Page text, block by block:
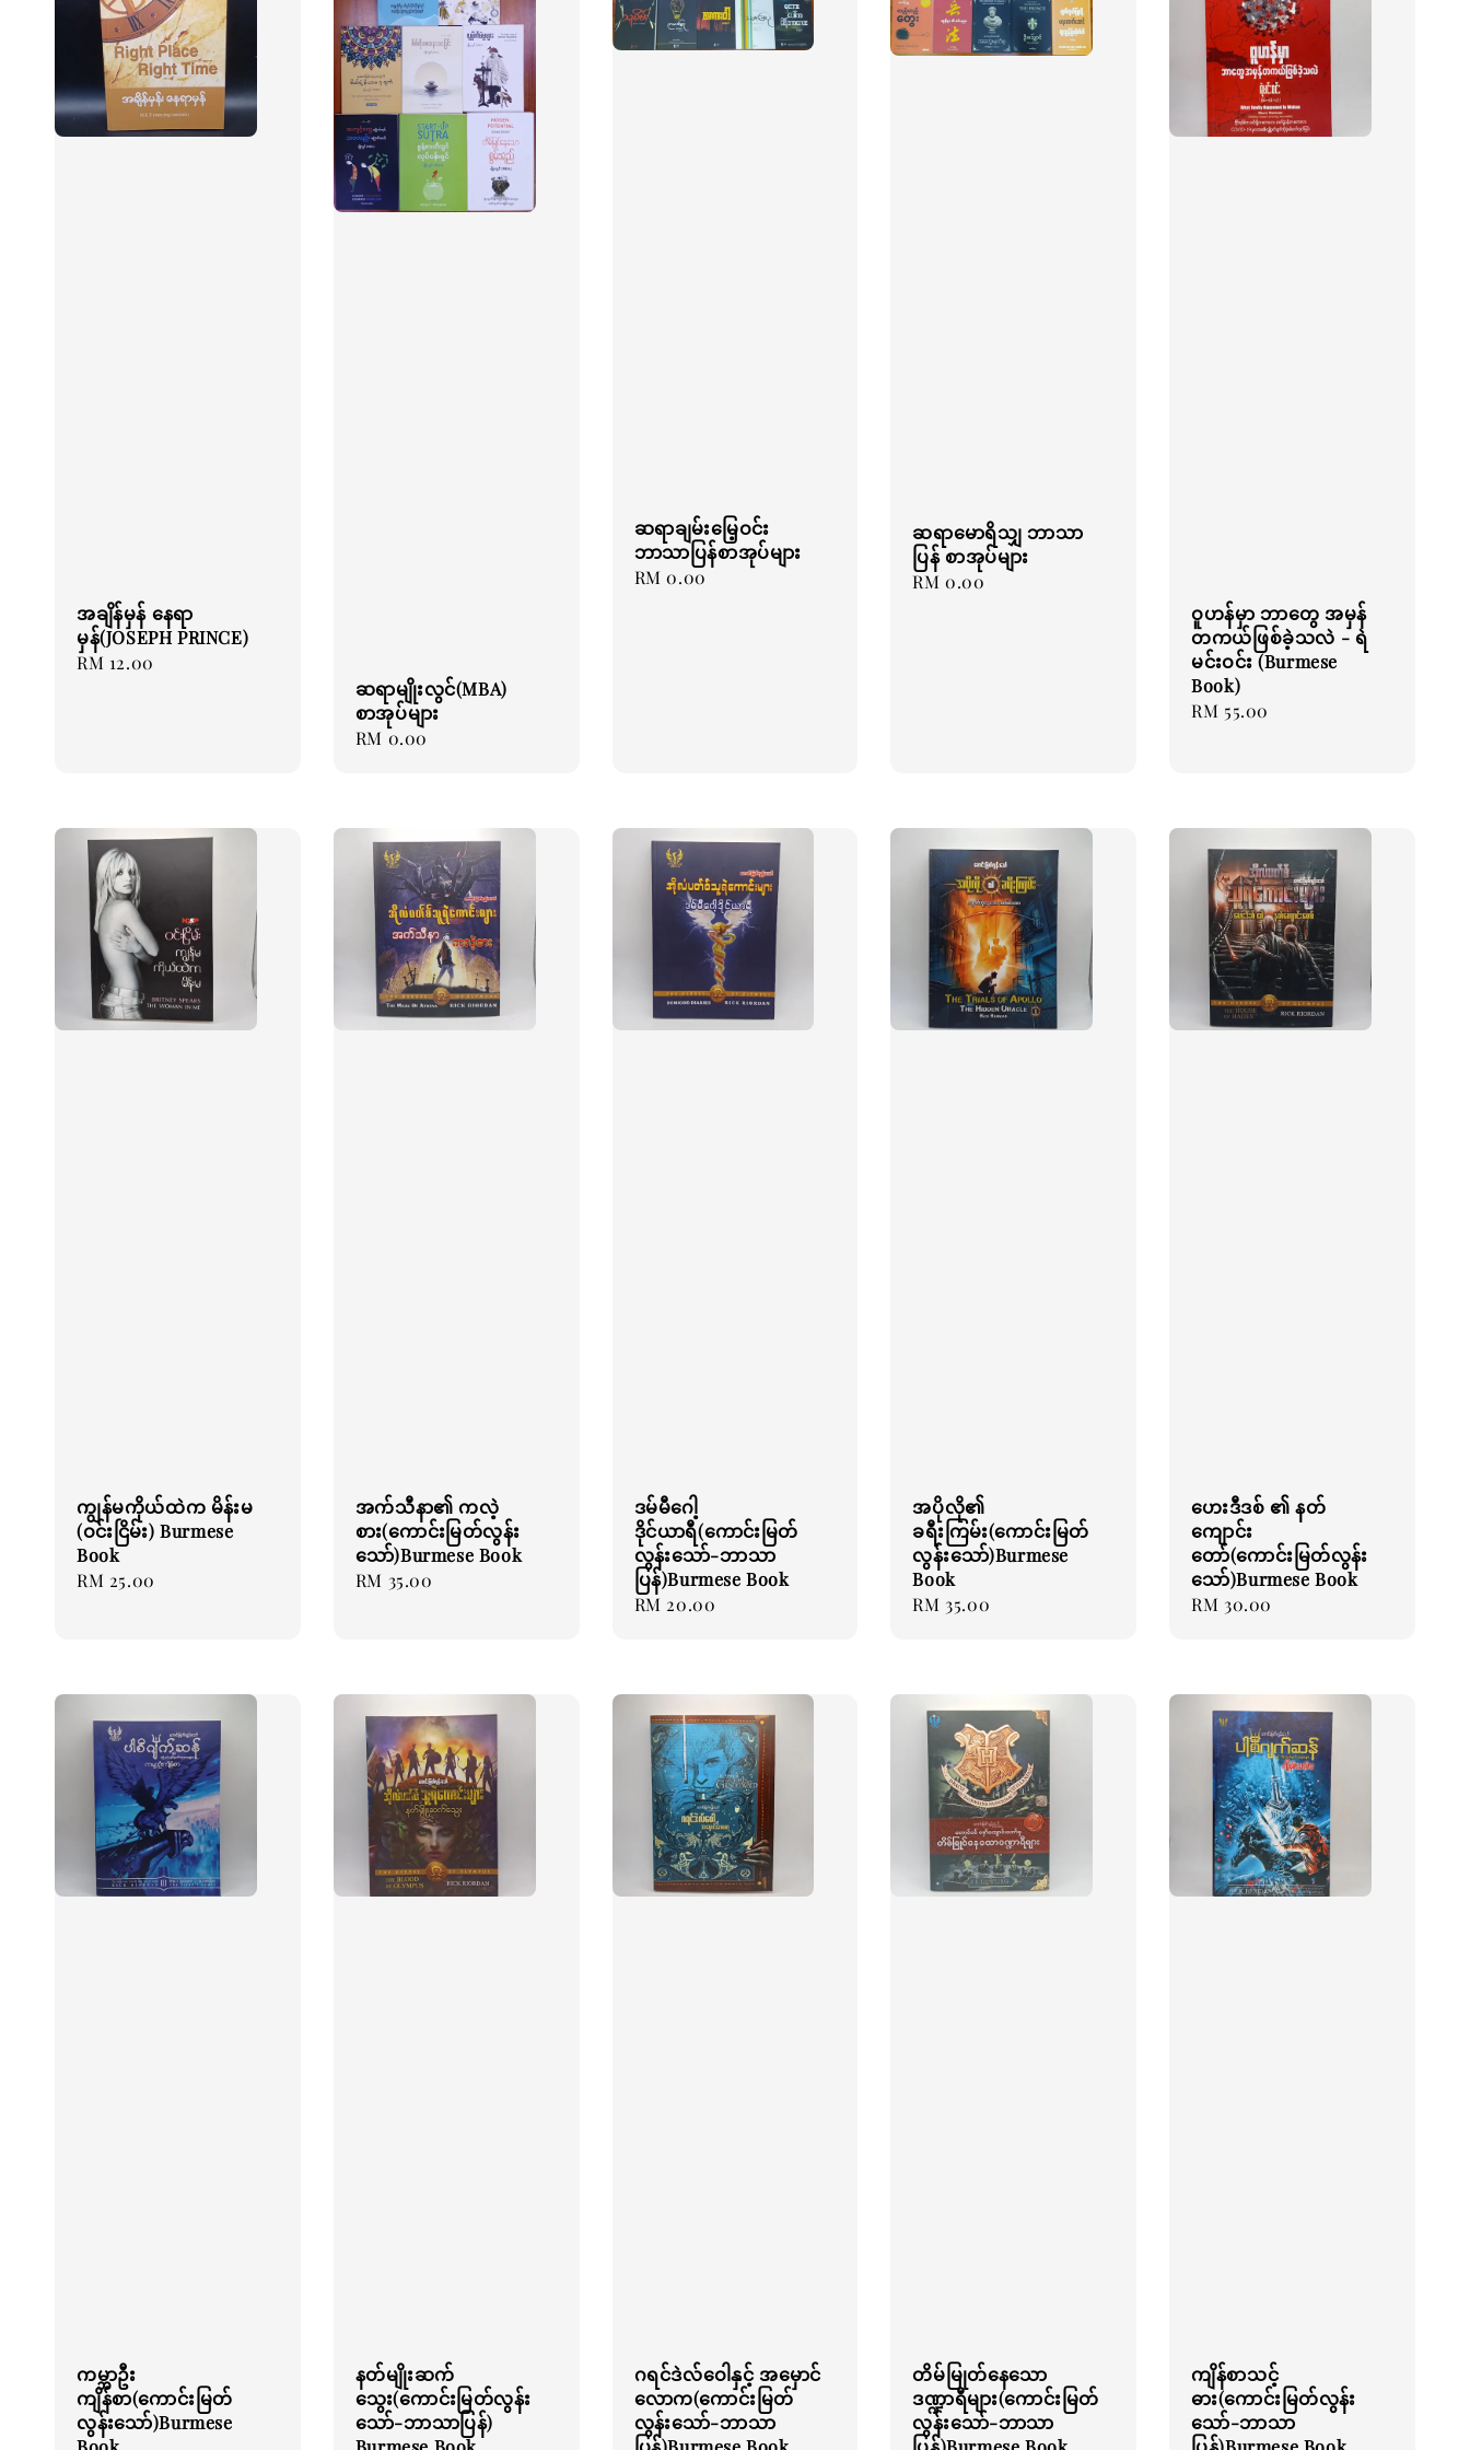
အချိန်မှန် နေရာ
မှန်(JOSEPH PRINCE)
Regular
RM 12.00
ဆရာမျိုးလွင်(MBA)
စာအုပ်များ
Regular
RM 0.00
ဆရာချမ်းမြေ့ဝင်း
ဘာသာပြန်စာအုပ်များ
Regular
RM 0.00
ဆရာမောရိသျှ ဘာသာ
ပြန် စာအုပ်များ
Regular
RM 0.00
ဝူဟန်မှာ ဘာတွေ အမှန်
တကယ်ဖြစ်ခဲ့သလဲ - ရဲ
မင်းဝင်း (Burmese
Book)
Regular
RM 55.00
ကျွန်မကိုယ်ထဲက မိန်းမ
(ဝင်းငြိမ်း) Burmese
Book
Regular
RM 25.00
အက်သီနာ၏ ကလဲ့
စား(ကောင်းမြတ်လွန်း
သော်)Burmese Book
Regular
RM 35.00
ဒမ်မီဂေါ့
ဒိုင်ယာရီ(ကောင်းမြတ်
လွန်းသော်-ဘာသာ
ပြန်)Burmese Book
Regular
RM 20.00
အပိုလို၏
ခရီးကြမ်း(ကောင်းမြတ်
လွန်းသော်)Burmese
Book
Regular
RM 35.00
ဟေးဒီဒစ် ၏ နတ်
ကျောင်း
တော်(ကောင်းမြတ်လွန်း
သော်)Burmese Book
Regular
RM 30.00
ကမ္ဘာဦး
ကျိန်စာ(ကောင်းမြတ်
လွန်းသော်)Burmese
နတ်မျိုးဆက်
သွေး(‌ကောင်းမြတ်လွန်း
သော်-ဘာသာပြန်)
ဂရင်ဒဲလ်ဝေါနှင့် အမှောင်
လောက(ကောင်းမြတ်
လွန်းသော်-ဘာသာ
တိမ်မြုတ်နေသော
ဒဏ္ဍာရီများ(ကောင်းမြတ်
လွန်းသော်-ဘာသာ
ကျိန်စာသင့်
ဓား(ကောင်းမြတ်လွန်း
သော်-ဘာသာ